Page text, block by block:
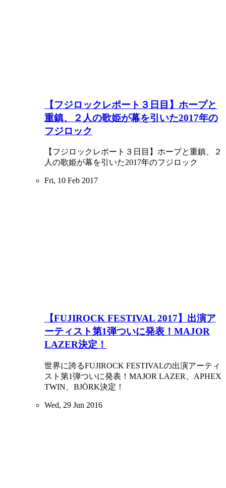
【フジロックレポート３日目】ホープと
重鎮、２人の歌姫が幕を引いた2017年の
フジロック
【フジロックレポート３日目】ホープと重鎮、２
人の歌姫が幕を引いた2017年のフジロック
Fri, 10 Feb 2017
【FUJIROCK FESTIVAL 2017】出演ア
ーティスト第1弾ついに発表！MAJOR
LAZER決定！
世界に誇るFUJIROCK FESTIVALの出演アーティ
スト第1弾ついに発表！MAJOR LAZER、APHEX
TWIN、BJÖRK決定！
Wed, 29 Jun 2016